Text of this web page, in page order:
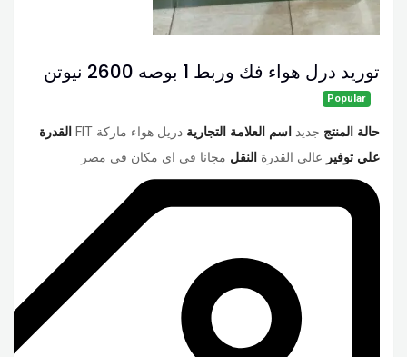
توريد درل هواء فك وربط 1 بوصه 2600 نيوتن
Popular
حالة المنتج جديد اسم العلامة التجارية دريل هواء ماركة FIT
القدرة
علي توفير عالى القدرة النقل مجانا فى اى مكان فى مصر